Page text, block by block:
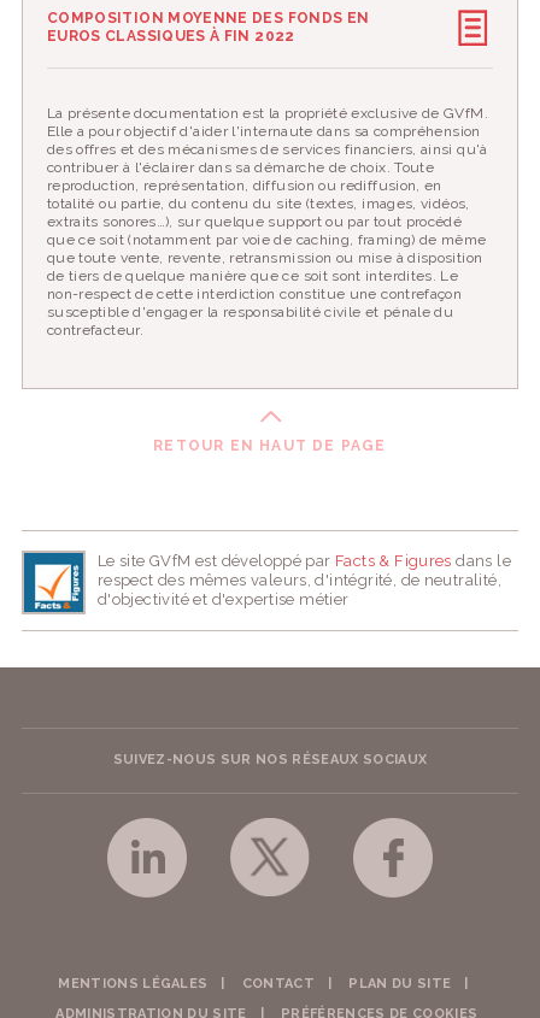
COMPOSITION MOYENNE DES FONDS EN
EUROS CLASSIQUES À FIN 2022
La présente documentation est la propriété exclusive de GVfM.
Elle a pour objectif d'aider l'internaute dans sa compréhension
des offres et des mécanismes de services financiers, ainsi qu'à
contribuer à l'éclairer dans sa démarche de choix. Toute
reproduction, représentation, diffusion ou rediffusion, en
totalité ou partie, du contenu du site (textes, images, vidéos,
extraits sonores…), sur quelque support ou par tout procédé
que ce soit (notamment par voie de caching, framing) de même
que toute vente, revente, retransmission ou mise à disposition
de tiers de quelque manière que ce soit sont interdites. Le
non-respect de cette interdiction constitue une contrefaçon
susceptible d'engager la responsabilité civile et pénale du
contrefacteur.
RETOUR EN HAUT DE PAGE
Le site GVfM est développé par Facts & Figures dans le
respect des mêmes valeurs, d'intégrité, de neutralité,
d'objectivité et d'expertise métier
SUIVEZ-NOUS SUR NOS RÉSEAUX SOCIAUX
MENTIONS LÉGALES CONTACT
PLAN DU SITE
ADMINISTRATION DU SITE
PRÉFÉRENCES DE COOKIES